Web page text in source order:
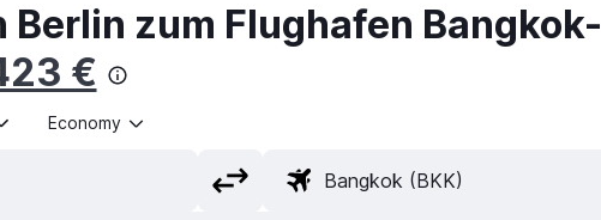
Berlin zum Flughafen Bangkok-
€
Economy